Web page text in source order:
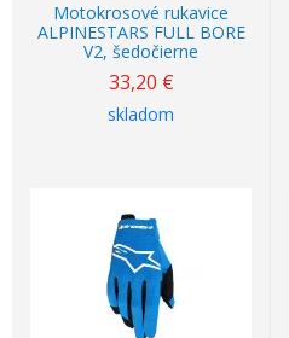
Motokrosové rukavice
ALPINESTARS FULL BORE
V2, šedočierne
33,20 €
skladom